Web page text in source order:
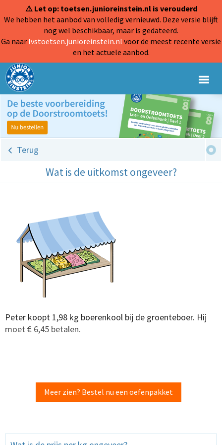
⚠️ Let op: toetsen.junioreinstein.nl is verouderd
We hebben het aanbod van volledig vernieuwd. Deze versie blijft
nog wel beschikbaar, maar is gedateerd.
Ga naar lvstoetsen.junioreinstein.nl voor de meest recente versie
en het actuele aanbod.
Terug
Wat is de uitkomst ongeveer?
Peter koopt 1,98 kg boerenkool bij de groenteboer. Hij
moet € 6,45 betalen.
Meer zien? Bestel nu een oefenpakket